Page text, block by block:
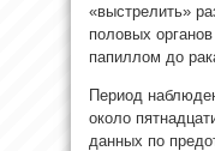
«выстрелить»
половых
папиллом до
Период
около
данных по